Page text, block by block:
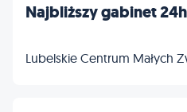
Najbliższy gabinet 24h
Lubelskie Centrum Małych